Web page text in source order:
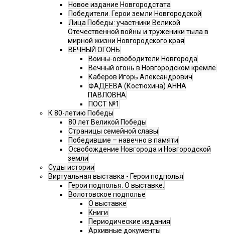
Новое издание Новгородстата
Победители. Герои земли Новгородской
Лица Победы: участники Великой
Отечественной войны и труженики тыла в
мирной жизни Новгородского края
ВЕЧНЫЙ ОГОНЬ
Воины-освободители Новгорода
Вечный огонь в Новгородском кремле
Каберов Игорь Александрович
ФАДЕЕВА (Костюхина) АННА
ПАВЛОВНА
ПОСТ №1
К 80-летию Победы
80 лет Великой Победы
Страницы семейной славы
Победившие – навечно в памяти
Освобождение Новгорода и Новгородской
земли
Суды истории
Виртуальная выставка - Герои подполья
Герои подполья. О выставке.
Волотовское подполье
О выставке
Книги
Периодические издания
Архивные документы